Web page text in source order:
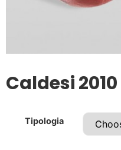
Caldesi 2010
Tipologia